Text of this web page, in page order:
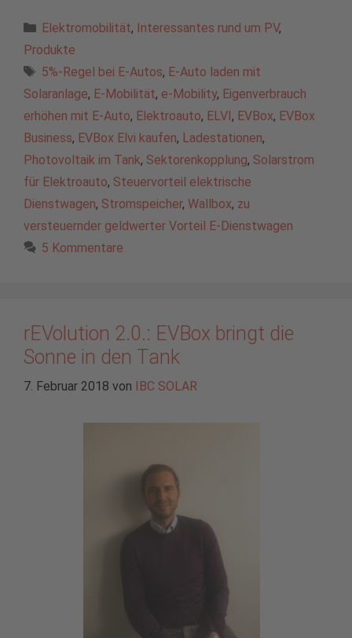
Kategorien
Elektromobilität, Interessantes rund um PV,
Produkte
Schlagwörter
5%-Regel bei E-Autos, E-Auto laden mit
Solaranlage, E-Mobilität, e-Mobility, Eigenverbrauch
erhöhen mit E-Auto, Elektroauto, ELVI , EVBox, EVBox
Business, EVBox Elvi kaufen, Ladestationen,
Photovoltaik im Tank, Sektorenkopplung, Solarstrom
für Elektroauto, Steuervorteil elektrische
Dienstwagen, Stromspeicher, Wallbox, zu
versteuernder geldwerter Vorteil E-Dienstwagen
5 Kommentare
rEVolution 2.0.: EVBox bringt die
Sonne in den Tank
7. Februar 2018 von IBC SOLAR